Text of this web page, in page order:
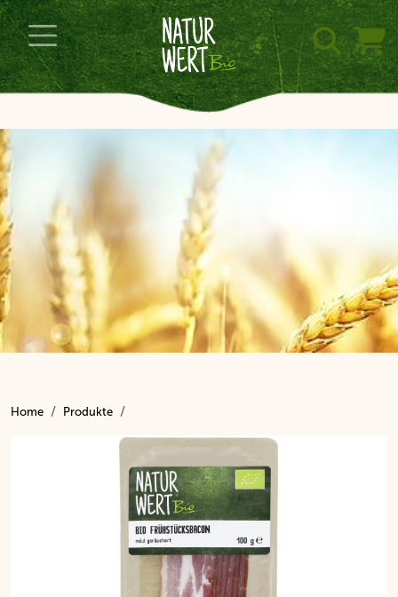
Inhalt
Home Produkte